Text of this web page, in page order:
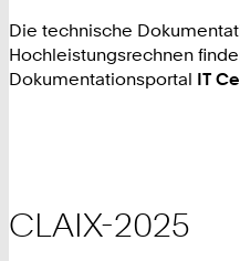
Die technische
Hochleistungsrechnen
Dokumentationsportal IT
CLAIX-2025